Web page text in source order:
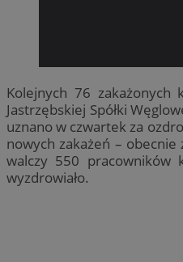
Kolejnych 76 zakażonych
Jastrzębskiej Spółki
uznano w czwartek za
nowych zakażeń – obecnie
walczy 550 pracowników
wyzdrowiało.